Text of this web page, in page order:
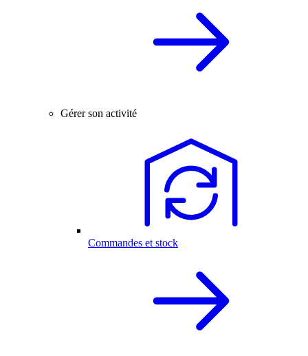
Gérer son activité
Commandes et stock